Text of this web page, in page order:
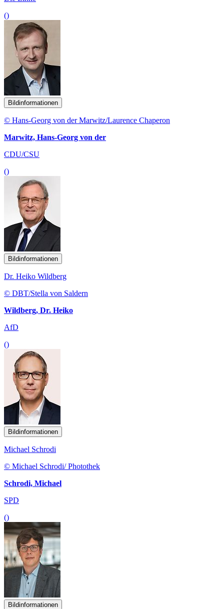
()
Bildinformationen
© Hans-Georg von der Marwitz/Laurence Chaperon
Marwitz, Hans-Georg von der
CDU/CSU
()
Bildinformationen
Dr. Heiko Wildberg
© DBT/Stella von Saldern
Wildberg, Dr. Heiko
AfD
()
Bildinformationen
Michael Schrodi
© Michael Schrodi/ Photothek
Schrodi, Michael
SPD
()
Bildinformationen